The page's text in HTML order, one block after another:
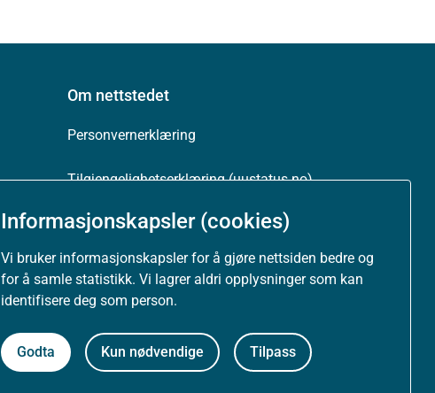
Informasjonskapsler (cookies)
Vi bruker informasjonskapsler for å gjøre nettsiden bedre og
for å samle statistikk. Vi lagrer aldri opplysninger som kan
identifisere deg som person.
Godta Kun nødvendige Tilpass
Om nettstedet
Personvernerklæring
Tilgjengelighetserklæring (uustatus.no)
Besøksstatistikk og informasjonskapsler
Nyhetsvarsel og abonnement
Åpne data (API)